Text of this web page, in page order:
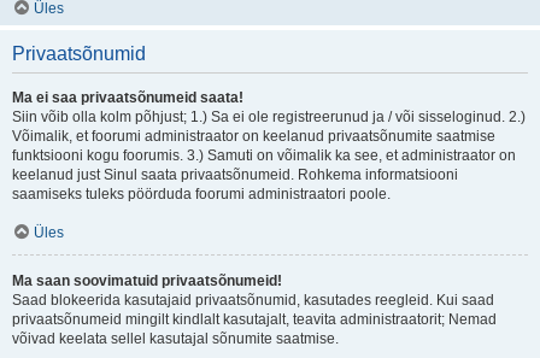
Üles
Privaatsõnumid
Ma ei saa privaatsõnumeid saata!
Siin võib olla kolm põhjust; 1.) Sa ei ole registreerunud ja / või sisseloginud. 2.)
Võimalik, et foorumi administraator on keelanud privaatsõnumite saatmise
funktsiooni kogu foorumis. 3.) Samuti on võimalik ka see, et administraator on
keelanud just Sinul saata privaatsõnumeid. Rohkema informatsiooni
saamiseks tuleks pöörduda foorumi administraatori poole.
Üles
Ma saan soovimatuid privaatsõnumeid!
Saad blokeerida kasutajaid privaatsõnumid, kasutades reegleid. Kui saad
privaatsõnumeid mingilt kindlalt kasutajalt, teavita administraatorit; Nemad
võivad keelata sellel kasutajal sõnumite saatmise.